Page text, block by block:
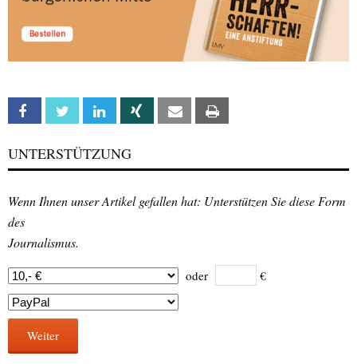
Facebook Twitter Linkedin Xing Email
UNTERSTÜTZUNG
Wenn Ihnen unser Artikel gefallen hat: Unterstützen Sie diese Form
des
Journalismus.
oder €
Weiter